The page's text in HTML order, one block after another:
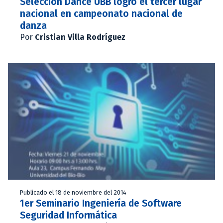
nacional en campeonato nacional de
danza
Por Cristian Villa Rodríguez
Publicado el 18 de noviembre del 2014
1er Seminario Ingeniería de Software
Seguridad Informática